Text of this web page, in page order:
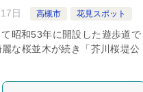
日 高槻市 花見スポット
昭和53年に開設した遊歩道で
な桜並木が続き「芥川桜堤公